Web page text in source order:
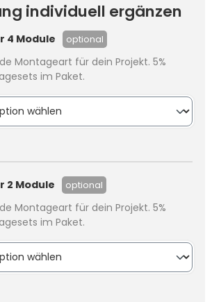
individuell ergänzen
4 Module optional
Montageart für dein Projekt. 5%
im Paket.
2 Module optional
Montageart für dein Projekt. 5%
im Paket.